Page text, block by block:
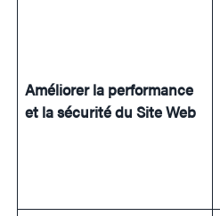
Améliorer la performance
et la sécurité du Site Web